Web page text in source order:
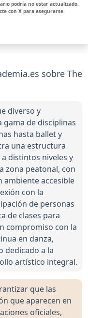
podría no estar actualizado.
con X para asegurarse.
sobre The
diverso y
de disciplinas
hasta ballet y
una estructura
distintos niveles y
zona peatonal, con
ambiente accesible
con la
de personas
de clases para
compromiso con la
en danza,
dedicado a la
artístico integral.
que las
que aparecen en
oficiales,